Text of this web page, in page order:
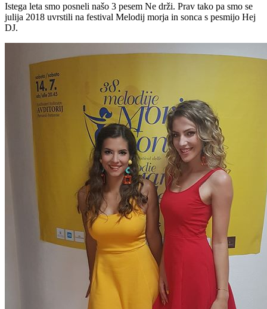
Istega leta smo posneli našo 3 pesem Ne drži. Prav tako pa smo se
julija 2018 uvrstili na festival Melodij morja in sonca s pesmijo Hej
DJ.